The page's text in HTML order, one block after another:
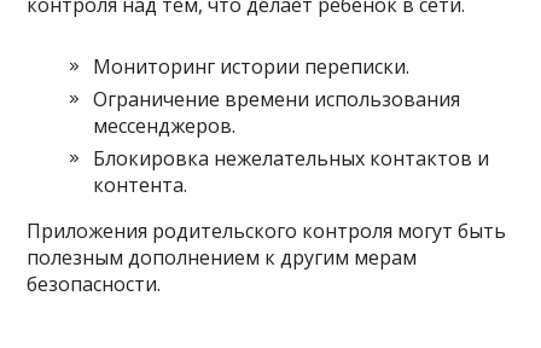
Мониторинг истории переписки.
Ограничение времени использования
мессенджеров.
Блокировка нежелательных контактов и
контента.
Приложения родительского контроля могут быть
полезным дополнением к другим мерам
безопасности.